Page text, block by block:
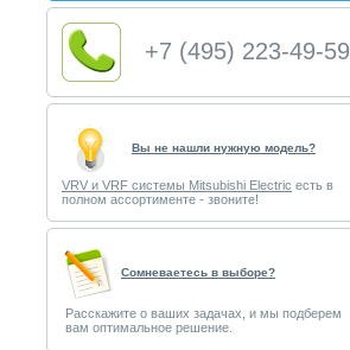
+7 (495) 223-49-59
Вы не нашли нужную модель?
VRV и VRF системы Mitsubishi Electric есть в
полном ассортименте - звоните!
Cомневаетесь в выборе?
Расскажите о ваших задачах, и мы подберем
вам оптимальное решение.